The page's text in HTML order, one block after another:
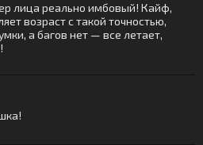
лица реально имбовый! Кайф,
возраст с такой точностью,
а багов нет — все летает,